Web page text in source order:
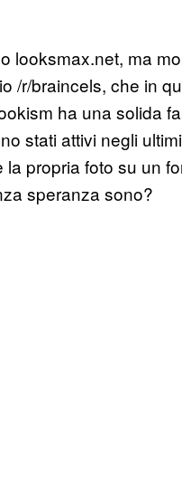
looksmax.net, ma
/r/braincels, che in
ha una solida
stati attivi negli
propria foto su un
speranza sono?